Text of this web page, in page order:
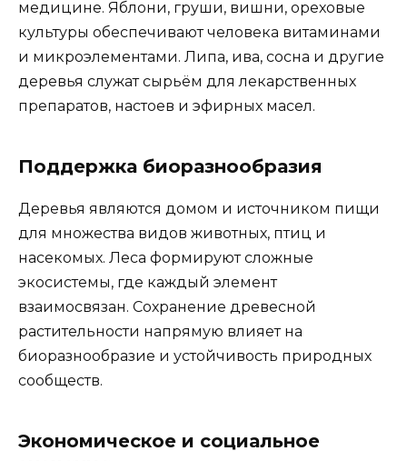
медицине. Яблони, груши, вишни, ореховые
культуры обеспечивают человека витаминами
и микроэлементами. Липа, ива, сосна и другие
деревья служат сырьём для лекарственных
препаратов, настоев и эфирных масел.
Поддержка биоразнообразия
Деревья являются домом и источником пищи
для множества видов животных, птиц и
насекомых. Леса формируют сложные
экосистемы, где каждый элемент
взаимосвязан. Сохранение древесной
растительности напрямую влияет на
биоразнообразие и устойчивость природных
сообществ.
Экономическое и социальное